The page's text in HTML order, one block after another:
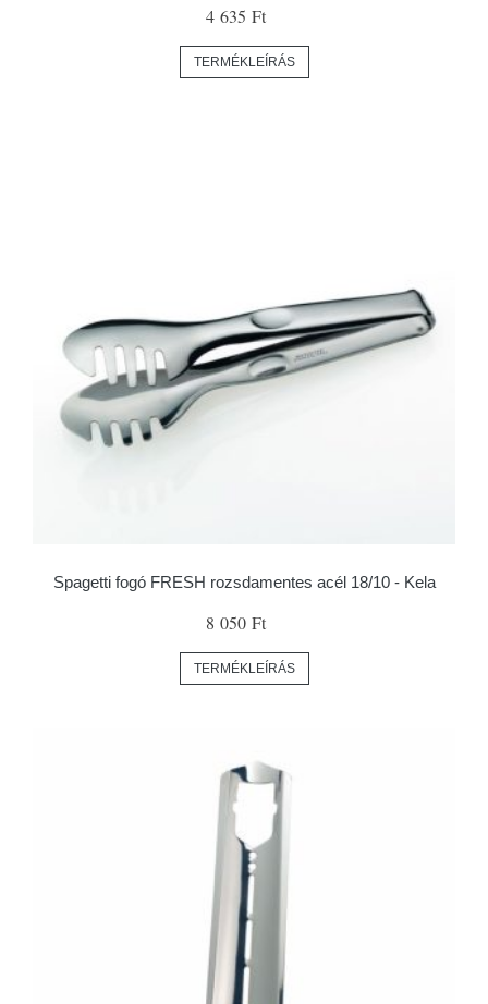
4 635 Ft
TERMÉKLEÍRÁS
Spagetti fogó FRESH rozsdamentes acél 18/10 - Kela
8 050 Ft
TERMÉKLEÍRÁS